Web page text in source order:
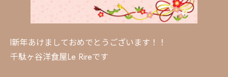
l新年あけましておめでとうございます！！
千駄ヶ谷洋食屋Le Rireです